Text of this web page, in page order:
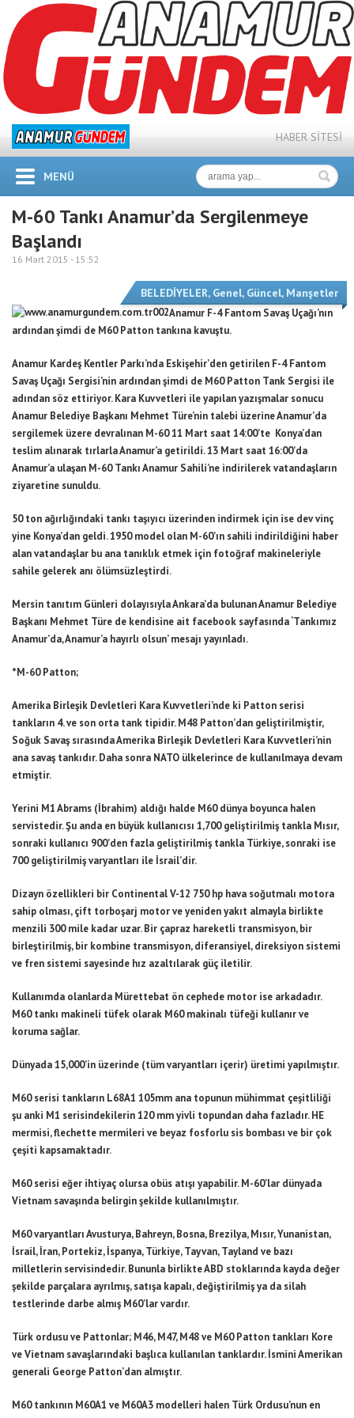
HABER SİTESİ
MENÜ
M-60 Tankı Anamur’da Sergilenmeye
Başlandı
16 Mart 2015 - 15:52
BELEDİYELER, Genel, Güncel, Manşetler
Anamur F-4 Fantom Savaş Uçağı’nın
ardından şimdi de M60 Patton tankına kavuştu.
Anamur Kardeş Kentler Parkı’nda Eskişehir’den getirilen F-4 Fantom
Savaş Uçağı Sergisi’nin ardından şimdi de M60 Patton Tank Sergisi ile
adından söz ettiriyor. Kara Kuvvetleri ile yapılan yazışmalar sonucu
Anamur Belediye Başkanı Mehmet Türe’nin talebi üzerine Anamur’da
sergilemek üzere devralınan M-60 11 Mart saat 14:00’te Konya’dan
teslim alınarak tırlarla Anamur’a getirildi. 13 Mart saat 16:00’da
Anamur’a ulaşan M-60 Tankı Anamur Sahili’ne indirilerek vatandaşların
ziyaretine sunuldu.
50 ton ağırlığındaki tankı taşıyıcı üzerinden indirmek için ise dev vinç
yine Konya’dan geldi. 1950 model olan M-60’ın sahili indirildiğini haber
alan vatandaşlar bu ana tanıklık etmek için fotoğraf makineleriyle
sahile gelerek anı ölümsüzleştirdi.
Mersin tanıtım Günleri dolayısıyla Ankara’da bulunan Anamur Belediye
Başkanı Mehmet Türe de kendisine ait facebook sayfasında ‘Tankımız
Anamur’da, Anamur’a hayırlı olsun’ mesajı yayınladı.
*M-60 Patton;
Amerika Birleşik Devletleri Kara Kuvvetleri’nde ki Patton serisi
tankların 4. ve son orta tank tipidir. M48 Patton’dan geliştirilmiştir,
Soğuk Savaş sırasında Amerika Birleşik Devletleri Kara Kuvvetleri’nin
ana savaş tankıdır. Daha sonra NATO ülkelerince de kullanılmaya devam
etmiştir.
Yerini M1 Abrams (İbrahim) aldığı halde M60 dünya boyunca halen
servistedir. Şu anda en büyük kullanıcısı 1,700 geliştirilmiş tankla Mısır,
sonraki kullanıcı 900’den fazla geliştirilmiş tankla Türkiye, sonraki ise
700 geliştirilmiş varyantları ile İsrail’dir.
Dizayn özellikleri bir Continental V-12 750 hp hava soğutmalı motora
sahip olması, çift torboşarj motor ve yeniden yakıt almayla birlikte
menzili 300 mile kadar uzar. Bir çapraz hareketli transmisyon, bir
birleştirilmiş, bir kombine transmisyon, diferansiyel, direksiyon sistemi
ve fren sistemi sayesinde hız azaltılarak güç iletilir.
Kullanımda olanlarda Mürettebat ön cephede motor ise arkadadır.
M60 tankı makineli tüfek olarak M60 makinalı tüfeği kullanır ve
koruma sağlar.
Dünyada 15,000’in üzerinde (tüm varyantları içerir) üretimi yapılmıştır.
M60 serisi tankların L68A1 105mm ana topunun mühimmat çeşitliliği
şu anki M1 serisindekilerin 120 mm yivli topundan daha fazladır. HE
mermisi, flechette mermileri ve beyaz fosforlu sis bombası ve bir çok
çeşiti kapsamaktadır.
M60 serisi eğer ihtiyaç olursa obüs atışı yapabilir. M-60’lar dünyada
Vietnam savaşında belirgin şekilde kullanılmıştır.
M60 varyantları Avusturya, Bahreyn, Bosna, Brezilya, Mısır, Yunanistan,
İsrail, İran, Portekiz, İspanya, Türkiye, Tayvan, Tayland ve bazı
milletlerin servisindedir. Bununla birlikte ABD stoklarında kayda değer
şekilde parçalara ayrılmış, satışa kapalı, değiştirilmiş ya da silah
testlerinde darbe almış M60’lar vardır.
Türk ordusu ve Pattonlar; M46, M47, M48 ve M60 Patton tankları Kore
ve Vietnam savaşlarındaki başlıca kullanılan tanklardır. İsmini Amerikan
generali George Patton’dan almıştır.
M60 tankının M60A1 ve M60A3 modelleri halen Türk Ordusu’nun en